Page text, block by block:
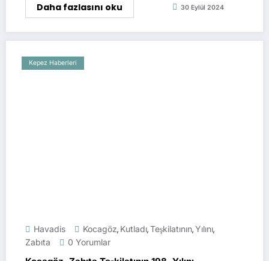
Daha fazlasını oku 30 Eylül 2024
Kepez Haberleri
Havadis Kocagöz, Kutladı,Teşkilatının,Yılını,
Zabıta
0 Yorumlar